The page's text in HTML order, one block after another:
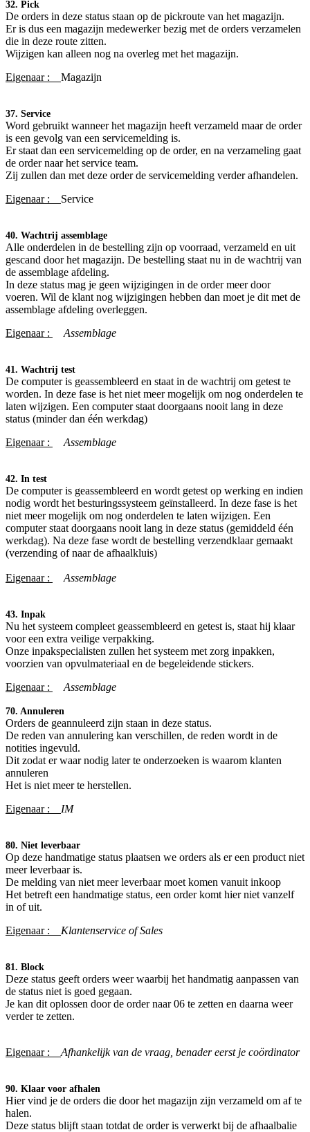
32. Pick
De orders in deze status staan op de pickroute van het magazijn.
Er is dus een magazijn medewerker bezig met de orders verzamelen
die in deze route zitten.
Wijzigen kan alleen nog na overleg met het magazijn.
Eigenaar :
Magazijn
37. Service
Word gebruikt wanneer het magazijn heeft verzameld maar de order
is een gevolg van een servicemelding is.
Er staat dan een servicemelding op de order, en na verzameling gaat
de order naar het service team.
Zij zullen dan met deze order de servicemelding verder afhandelen.
Eigenaar :
Service
40. Wachtrij assemblage
Alle onderdelen in de bestelling zijn op voorraad, verzameld en uit
gescand door het magazijn. De bestelling staat nu in de wachtrij van
de assemblage afdeling.
In deze status mag je geen wijzigingen in de order meer door
voeren. Wil de klant nog wijzigingen hebben dan moet je dit met de
assemblage afdeling overleggen.
Eigenaar :
​Assemblage
41. Wachtrij test
De computer is geassembleerd en staat in de wachtrij om getest te
worden. In deze fase is het niet meer mogelijk om nog onderdelen te
laten wijzigen. Een computer staat doorgaans nooit lang in deze
status (minder dan één werkdag)
Eigenaar :
​Assemblage
42. In test
De computer is geassembleerd en wordt getest op werking en indien
nodig wordt het besturingssysteem geïnstalleerd. In deze fase is het
niet meer mogelijk om nog onderdelen te laten wijzigen. Een
computer staat doorgaans nooit lang in deze status (gemiddeld één
werkdag). Na deze fase wordt de bestelling verzendklaar gemaakt
(verzending of naar de afhaalkluis)
Eigenaar : ​Assemblage
43. Inpak
Nu het systeem compleet geassembleerd en getest is, staat hij klaar
voor een extra veilige verpakking.
Onze inpakspecialisten zullen het systeem met zorg inpakken,
voorzien van opvulmateriaal en de begeleidende stickers.
Eigenaar :
​Assemblage
70. Annuleren
Orders de geannuleerd zijn staan in deze status.
De reden van annulering kan verschillen, de reden wordt in de
notities ingevuld.
Dit zodat er waar nodig later te onderzoeken is waarom klanten
annuleren
Het is niet meer te herstellen.
Eigenaar :
IM
80. Niet leverbaar
Op deze handmatige status plaatsen we orders als er een product niet
meer leverbaar is.
De melding van niet meer leverbaar moet komen vanuit inkoop
Het betreft een handmatige status, een order komt hier niet vanzelf
in of uit.
Eigenaar :
Klantenservice of Sales
81. Block
Deze status geeft orders weer waarbij het handmatig aanpassen van
de status niet is goed gegaan.
Je kan dit oplossen door de order naar 06 te zetten en daarna weer
verder te zetten.
Eigenaar : Afhankelijk van de vraag, benader eerst je coördinator​
90. Klaar voor afhalen
Hier vind je de orders die door het magazijn zijn verzameld om af te
halen.
Deze status blijft staan totdat de order is verwerkt bij de afhaalbalie